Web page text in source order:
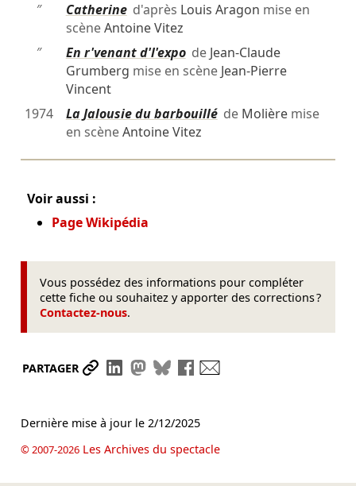
″
Catherined'après Louis Aragon mise en
scèneAntoine Vitez
″
En r'venant d'l'expode Jean-Claude
Grumberg mise en scène Jean-Pierre
Vincent
1974
La Jalousie du barbouilléde Molièremise
en scèneAntoine Vitez
Voir aussi :
Page Wikipédia
Vous possédez des informations pour compléter
cette fiche ou souhaitez y apporter des corrections ?
Contactez-nous.
PARTAGER Partager le lien
Partager sur LinkedIn
Partager sur Mastodon
Partager sur Bluesky
Partager sur Facebook
Dernière mise à jour le 2/12/2025
© 2007-2026Les Archives du spectacle